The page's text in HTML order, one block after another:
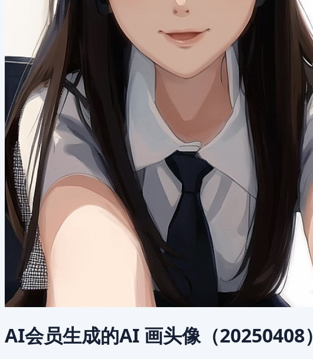
AI会员生成的AI 画头像（20250408）